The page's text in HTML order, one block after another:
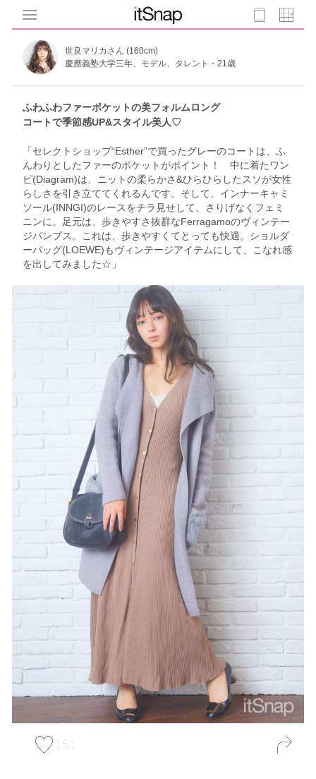
世良マリカさん (160cm)
慶應義塾大学三年、モデル、タレント・21歳
ふわふわファーポケットの美フォルムロング
コートで季節感UP&スタイル美人♡
「セレクトショップ“Esther”で買ったグレーのコートは、ふ
んわりとしたファーのポケットがポイント！ 中に着たワン
ピ(Diagram)は、ニットの柔らかさ&ひらひらしたスソが女性
らしさを引き立ててくれるんです。そして、インナーキャミ
ソール(INNGI)のレースをチラ見せして、さりげなくフェミ
ニンに。足元は、歩きやすさ抜群なFerragamoのヴィンテー
ジパンプス。これは、歩きやすくてとっても快適。ショルダ
ーバッグ(LOEWE)もヴィンテージアイテムにして、こなれ感
を出してみました☆」
151